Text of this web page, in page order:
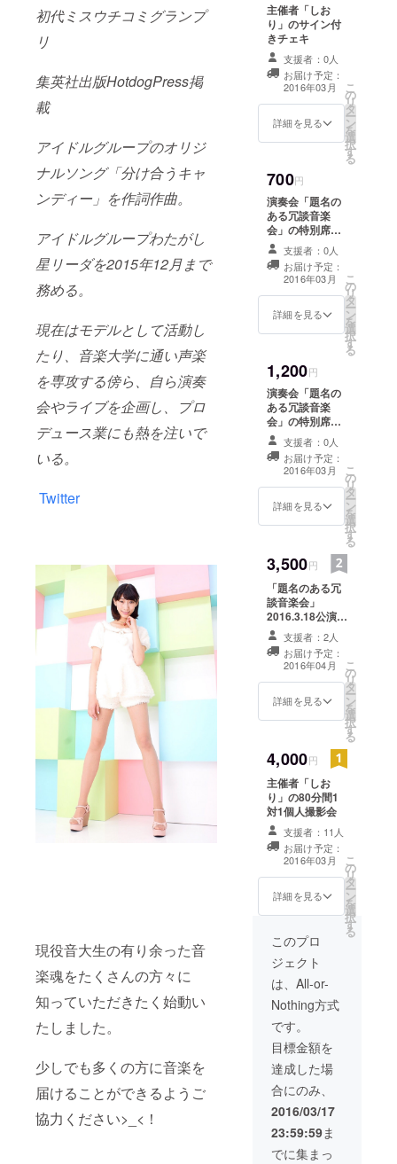
初代ミスウチコミグランプ
リ
集英社出版HotdogPress掲
載
アイドルグループのオリジ
ナルソング「分け合うキャ
ンディー」を作詞作曲。
アイドルグループわたがし
星リーダを2015年12月まで
務める。
現在はモデルとして活動し
たり、音楽大学に通い声楽
を専攻する傍ら、自ら演奏
会やライブを企画し、プロ
デュース業にも熱を注いで
いる。
Twitter
現役音大生の有り余った音
楽魂をたくさんの方々に
知っていただきたく始動い
たしました。
少しでも多くの方に音楽を
届けることができるようご
協力ください>_<！
主催者「しお
り」のサイン付
きチェキ
支援者：0人
お届け予定：
2016年03月
詳細を見る
こ
の
リ
タ
ー
ン
を
選
択
す
る
700円
演奏会「題名の
ある冗談音楽
会」の特別席に
ご招待【学生限
定・税込】
支援者：0人
お届け予定：
2016年03月
詳細を見る
こ
の
リ
タ
ー
ン
を
選
択
す
る
1,200円
演奏会「題名の
ある冗談音楽
会」の特別席に
ご招待【一般・
税込】支援者：0人
お届け予定：
2016年03月
詳細を見る
こ
の
リ
タ
ー
ン
を
選
択
す
る
3,500円
「題名のある冗
談音楽会」
2016.3.18公演の
DVDをプレゼン
ト 支援者：2人
お届け予定：
2016年04月
詳細を見る
こ
の
リ
タ
ー
ン
を
選
択
す
る
4,000円
主催者「しお
り」の80分間1
対1個人撮影会
支援者：11人
お届け予定：
2016年03月
詳細を見る
こ
の
リ
タ
ー
ン
を
選
択
す
る
このプロ
ジェクト
は、All-or-
Nothing方式
です。
目標金額を
達成した場
合にのみ、
2016/03/17
23:59:59ま
でに集まっ